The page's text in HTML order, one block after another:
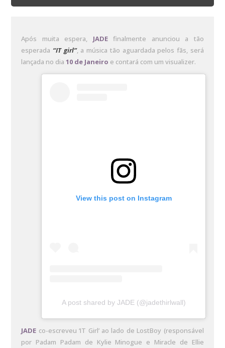
Após muita espera, JADEfinalmente anunciou a tão
esperada “IT girl”, a música tão aguardada pelos fãs, será
lançada no dia10 de Janeiro e contará com um visualizer.
View this post on Instagram
A post shared by JADE (@jadethirlwall)
JADE co-escreveu ‘IT Girl’ ao lado de LostBoy (responsável
por Padam Padam de Kylie Minogue e Miracle de Ellie